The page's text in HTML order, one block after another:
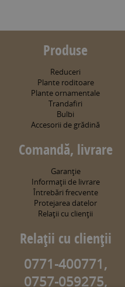
Produse
Reduceri
Plante roditoare
Plante ornamentale
Trandafiri
Bulbi
Accesorii de grădină
Comandă, livrare
Garanţie
Informaţii de livrare
Întrebări frecvente
Protejarea datelor
Relaţii cu clienţii
Relaţii cu clienţii
0771-400771,
0757-059275,